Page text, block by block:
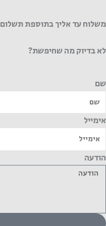
משלוח עד אליך בתוספת תשלום
לא בדיוק מה שחיפשת?
שם
אימייל
הודעה